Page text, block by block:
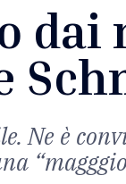
dai
Ne è